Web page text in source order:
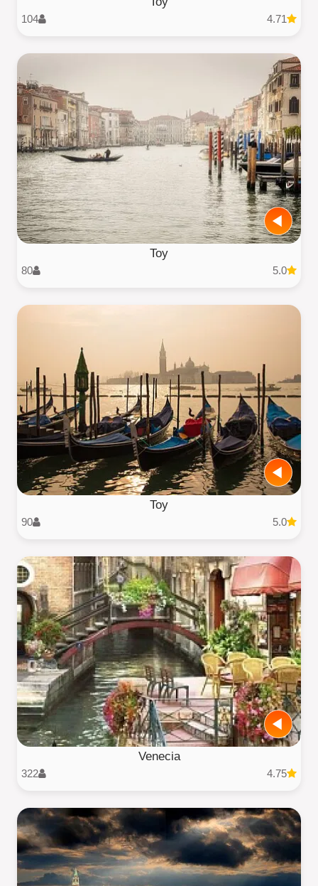
4.71
104
Toy
5.0
80
Toy
5.0
90
Venecia
4.75
322